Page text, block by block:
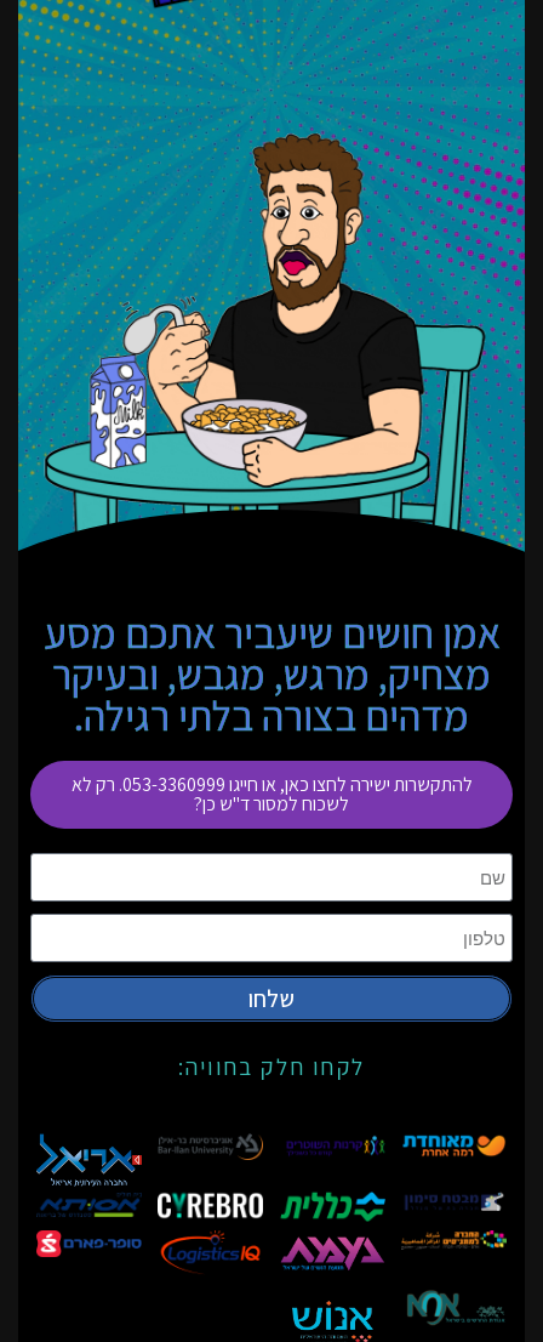
אמן חושים שיעביר אתכם מסע
מצחיק, מרגש, מגבש, ובעיקר
מדהים בצורה בלתי רגילה.
להתקשרות ישירה לחצו כאן, או חייגו 053-3360999. רק לא
לשכוח למסור ד"ש כן?
שלחו
לקחו חלק בחוויה: